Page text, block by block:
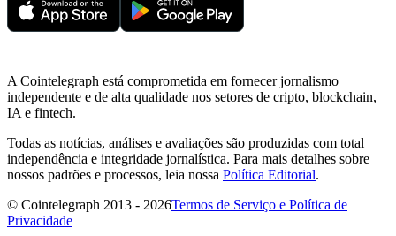
A Cointelegraph está comprometida em fornecer jornalismo
independente e de alta qualidade nos setores de cripto, blockchain,
IA e fintech.
Todas as notícias, análises e avaliações são produzidas com total
independência e integridade jornalística. Para mais detalhes sobre
nossos padrões e processos, leia nossa Política Editorial.
© Cointelegraph 2013 - 2026Termos de Serviço e Política de
Privacidade